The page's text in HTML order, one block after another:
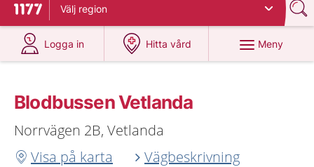
Till startsidan för 1177
Välj region
Logga in
på 1177.se
Hitta vård
på 1177.se
Meny
Blodbussen Vetlanda
Norrvägen 2B, Vetlanda
Visa på karta
Vägbeskrivning